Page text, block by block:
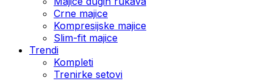
Crne majice
Kompresijske majice
Slim-fit majice
Trendi
Kompleti
Trenirke setovi